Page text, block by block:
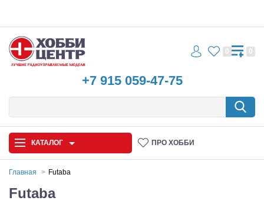
+7 915 059-47-75
0 0
КАТАЛОГ ПРО ХОББИ
Автомодели
Главная Futaba
Futaba